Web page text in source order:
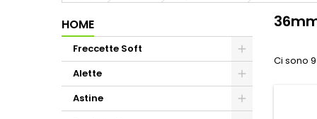
HOME
Freccette Soft
Alette
Astine
Ci sono